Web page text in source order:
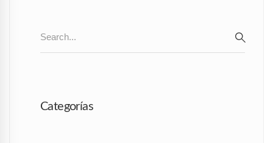
for:
Categorías